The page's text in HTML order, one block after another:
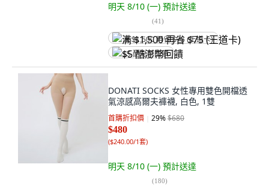
明天 8/10 (一) 預計送達
(41)
满 $1,500 再省 $75 (王道卡)
$5 酷澎幣回饋
DONATI SOCKS 女性專用雙色開檔透
氣涼感高爾夫褲襪, 白色, 1雙
首購折扣價 29%$680
$480
($240.00/1套)
明天 8/10 (一) 預計送達
(180)